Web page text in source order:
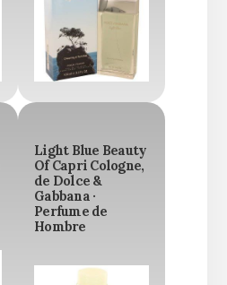
Light Blue Beauty
Of Capri Cologne,
de Dolce &
Gabbana ·
Perfume de
Hombre